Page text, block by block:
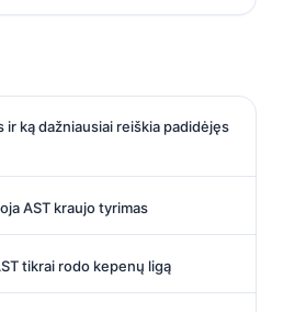
ir ką dažniausiai reiškia padidėjęs
AST kraujo tyrimas
tikrai rodo kepenų ligą